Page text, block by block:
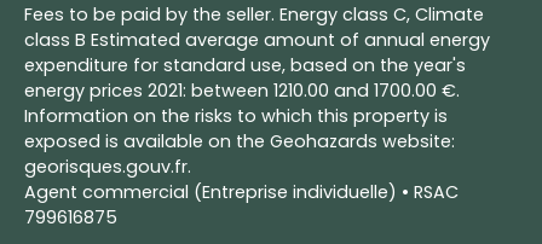
Fees to be paid by the seller. Energy class C, Climate
class B Estimated average amount of annual energy
expenditure for standard use, based on the year's
energy prices 2021: between 1210.00 and 1700.00 €.
Information on the risks to which this property is
exposed is available on the Geohazards website:
georisques.gouv.fr.
Agent commercial (Entreprise individuelle) • RSAC
799616875